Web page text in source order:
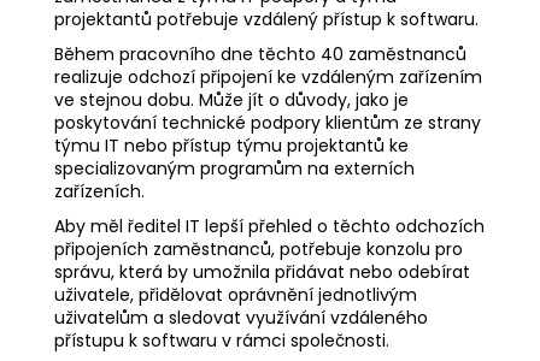
projektantů potřebuje vzdálený přístup k softwaru.
Během pracovního dne těchto 40 zaměstnanců
realizuje odchozí připojení ke vzdáleným zařízením
ve stejnou dobu. Může jít o důvody, jako je
poskytování technické podpory klientům ze strany
týmu IT nebo přístup týmu projektantů ke
specializovaným programům na externích
zařízeních.
Aby měl ředitel IT lepší přehled o těchto odchozích
připojeních zaměstnanců, potřebuje konzolu pro
správu, která by umožnila přidávat nebo odebírat
uživatele, přidělovat oprávnění jednotlivým
uživatelům a sledovat využívání vzdáleného
přístupu k softwaru v rámci společnosti.